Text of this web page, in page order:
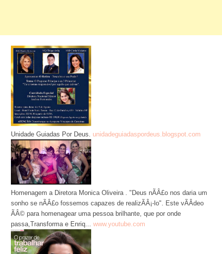
Unidade Guiadas Por Deus. unidadeguiadaspordeus.blogspot.com
Homenagem a Diretora Monica Oliveira . "Deus nÃÂ£o nos daria um
sonho se nÃÂ£o fossemos capazes de realizÃÂ¡-lo". Este vÃÂ­deo
ÃÂ© para homenagear uma pessoa brilhante, que por onde
passa,Transforma e Enriq... www.youtube.com